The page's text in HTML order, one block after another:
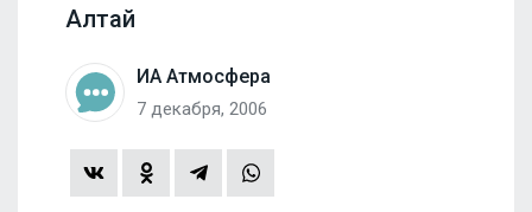
Алтай
ИА Атмосфера
7 декабря, 2006